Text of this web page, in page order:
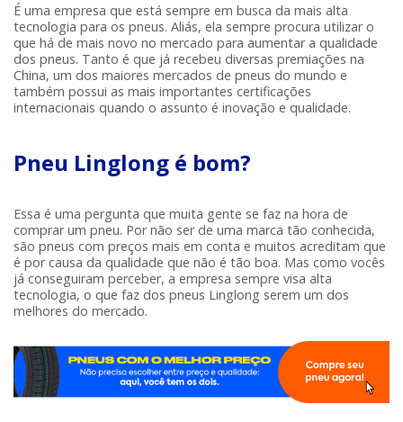
É uma empresa que está sempre em busca da mais alta
tecnologia para os pneus. Aliás, ela sempre procura utilizar o
que há de mais novo no mercado para aumentar a qualidade
dos pneus. Tanto é que já recebeu diversas premiações na
China, um dos maiores mercados de pneus do mundo e
também possui as mais importantes certificações
internacionais quando o assunto é inovação e qualidade.
Pneu Linglong é bom?
Essa é uma pergunta que muita gente se faz na hora de
comprar um pneu. Por não ser de uma marca tão conhecida,
são pneus com preços mais em conta e muitos acreditam que
é por causa da qualidade que não é tão boa. Mas como vocês
já conseguiram perceber, a empresa sempre visa alta
tecnologia, o que faz dos pneus Linglong serem um dos
melhores do mercado.